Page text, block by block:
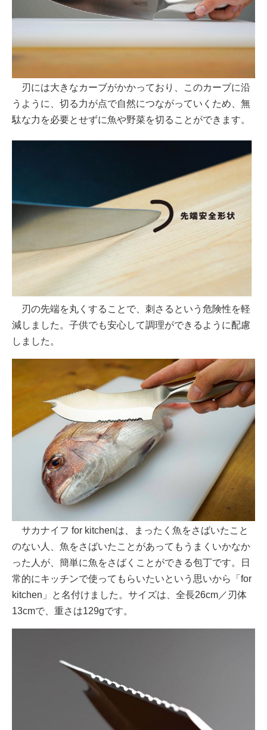
刃には大きなカーブがかかっており、このカーブに沿
うように、切る力が点で自然につながっていくため、無
駄な力を必要とせずに魚や野菜を切ることができます。
刃の先端を丸くすることで、刺さるという危険性を軽
減しました。子供でも安心して調理ができるように配慮
しました。
サカナイフ for kitchenは、まったく魚をさばいたこと
のない人、魚をさばいたことがあってもうまくいかなか
った人が、簡単に魚をさばくことができる包丁です。日
常的にキッチンで使ってもらいたいという思いから「for
kitchen」と名付けました。サイズは、全長26cm／刃体
13cmで、重さは129gです。